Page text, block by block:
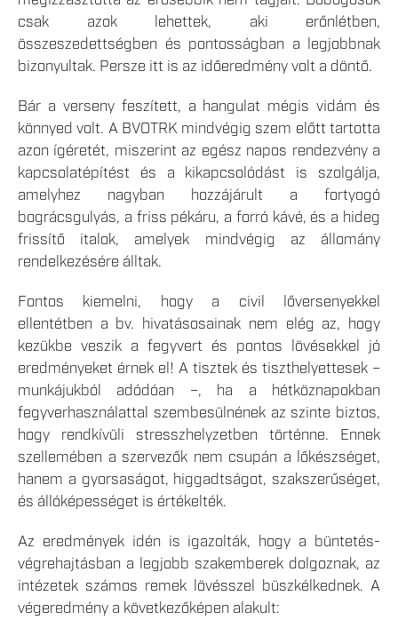
csak azok lehettek, aki erőnlétben,
összeszedettségben és pontosságban a legjobbnak
bizonyultak. Persze itt is az időeredmény volt a döntő.
Bár a verseny feszített, a hangulat mégis vidám és
könnyed volt. A BVOTRK mindvégig szem előtt tartotta
azon ígéretét, miszerint az egész napos rendezvény a
kapcsolatépítést és a kikapcsolódást is szolgálja,
amelyhez nagyban hozzájárult a fortyogó
bográcsgulyás, a friss pékáru, a forró kávé, és a hideg
frissítő italok, amelyek mindvégig az állomány
rendelkezésére álltak.
Fontos kiemelni, hogy a civil lőversenyekkel
ellentétben a bv. hivatásosainak nem elég az, hogy
kezükbe veszik a fegyvert és pontos lövésekkel jó
eredményeket érnek el! A tisztek és tiszthelyettesek –
munkájukból adódóan –, ha a hétköznapokban
fegyverhasználattal szembesülnének az szinte biztos,
hogy rendkívüli stresszhelyzetben történne. Ennek
szellemében a szervezők nem csupán a lőkészséget,
hanem a gyorsaságot, higgadtságot, szakszerűséget,
és állóképességet is értékelték.
Az eredmények idén is igazolták, hogy a büntetés-
végrehajtásban a legjobb szakemberek dolgoznak, az
intézetek számos remek lövésszel büszkélkednek. A
végeredmény a következőképen alakult: